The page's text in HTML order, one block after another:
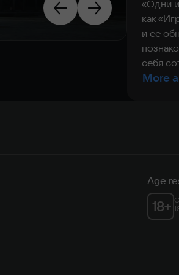
«Одни
как
и ее
себя
More
Age
18+